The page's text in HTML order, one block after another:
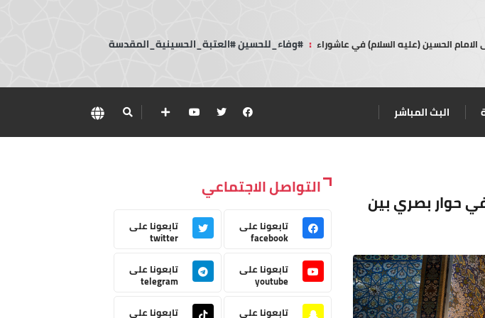
الامام الحسين (عليه السلام) في عاشوراء : #وفاء_للحسين #العتبة_الحسينية_المقدسة
البث المباشر
حوار بصري بين
التواصل الاجتماعي
تابعونا على
facebook
تابعونا على
twitter
تابعونا على
youtube
تابعونا على
telegram
تابعونا على
تابعونا على